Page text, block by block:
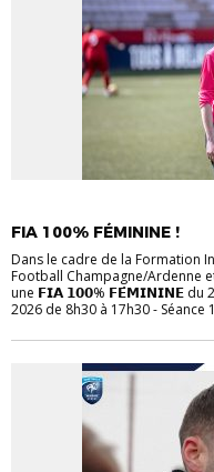
FIA 100% FÉMININE !
Dans le cadre de la Formation
Football Champagne/Ardenne
une 𝗙𝗜𝗔 𝟭𝟬𝟬% 𝗙𝗘́𝗠𝗜𝗡𝗜𝗡𝗘 du
2026 de 8h30 à 17h30 - Séance